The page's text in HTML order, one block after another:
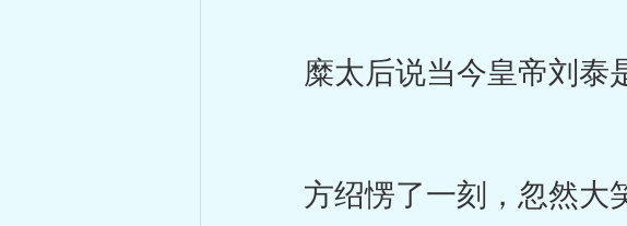
糜太后说当今皇帝刘泰是
方绍愣了一刻，忽然大笑